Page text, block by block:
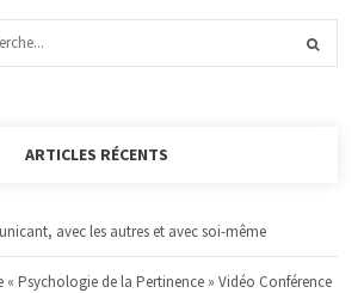
ARTICLES RÉCENTS
avec les autres et avec soi-même
« Psychologie de la Pertinence » Vidéo Conférence